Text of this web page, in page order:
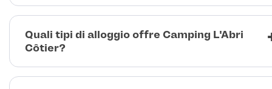
Quali tipi di alloggio offre Camping L'Abri
Côtier?